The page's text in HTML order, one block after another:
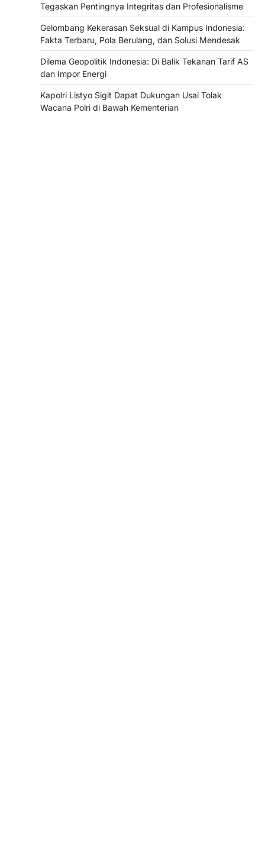
Tegaskan Pentingnya Integritas dan Profesionalisme
Gelombang Kekerasan Seksual di Kampus Indonesia:
Fakta Terbaru, Pola Berulang, dan Solusi Mendesak
Dilema Geopolitik Indonesia: Di Balik Tekanan Tarif AS
dan Impor Energi
Kapolri Listyo Sigit Dapat Dukungan Usai Tolak
Wacana Polri di Bawah Kementerian